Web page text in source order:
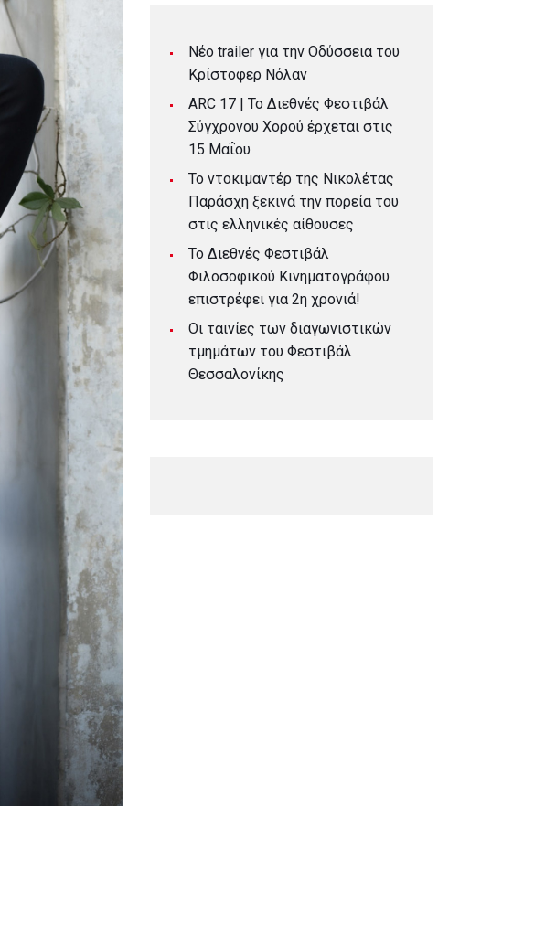
Νέο trailer για την Οδύσσεια του
Κρίστοφερ Νόλαν
ARC 17 | To Διεθνές Φεστιβάλ
Σύγχρονου Χορού έρχεται στις
15 Μαΐου
Το ντοκιμαντέρ της Νικολέτας
Παράσχη ξεκινά την πορεία του
στις ελληνικές αίθουσες
Το Διεθνές Φεστιβάλ
Φιλοσοφικού Κινηματογράφου
επιστρέφει για 2η χρονιά!
Οι ταινίες των διαγωνιστικών
τμημάτων του Φεστιβάλ
Θεσσαλονίκης